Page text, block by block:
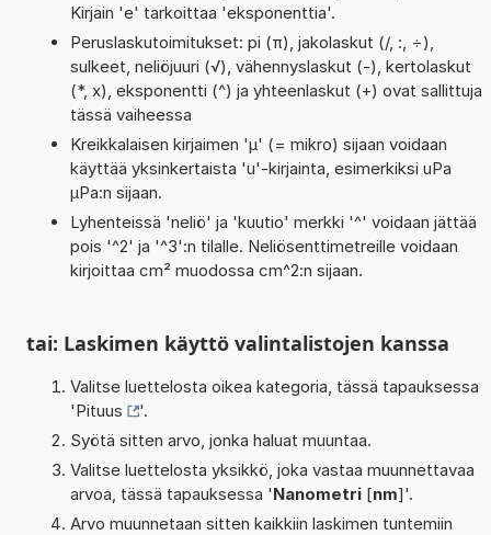
Kirjain 'e' tarkoittaa 'eksponenttia'.
Peruslaskutoimitukset: pi (π), jakolaskut (/, :, ÷),
sulkeet, neliöjuuri (√), vähennyslaskut (-), kertolaskut
(*, x), eksponentti (^) ja yhteenlaskut (+) ovat sallittuja
tässä vaiheessa
Kreikkalaisen kirjaimen 'µ' (= mikro) sijaan voidaan
käyttää yksinkertaista 'u'-kirjainta, esimerkiksi uPa
µPa:n sijaan.
Lyhenteissä 'neliö' ja 'kuutio' merkki '^' voidaan jättää
pois '^2' ja '^3':n tilalle. Neliösenttimetreille voidaan
kirjoittaa cm² muodossa cm^2:n sijaan.
tai: Laskimen käyttö valintalistojen kanssa
Valitse luettelosta oikea kategoria, tässä tapauksessa
'Pituus
'.
Syötä sitten arvo, jonka haluat muuntaa.
Valitse luettelosta yksikkö, joka vastaa muunnettavaa
arvoa, tässä tapauksessa 'Nanometri[nm]'.
Arvo muunnetaan sitten kaikkiin laskimen tuntemiin